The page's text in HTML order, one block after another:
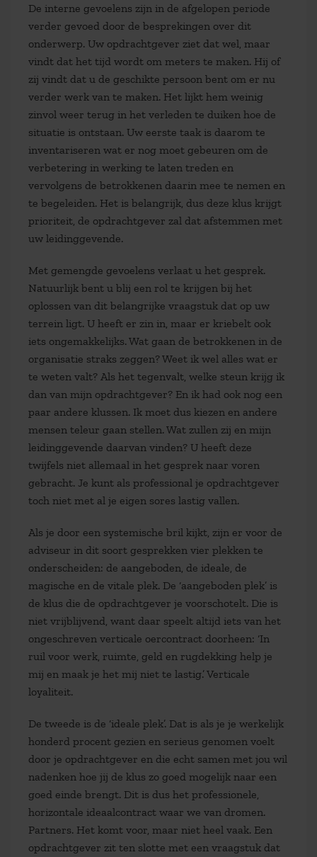
De interne gevoelens zijn in de afgelopen periode
verder gevoed door de besprekingen over dit
onderwerp. Uw opdrachtgever ziet dat wel, maar
vindt dat het tijd wordt om meters te maken. Hij of
zij vindt dat u de geschikte persoon bent om er nu
verder werk van te maken. Het lijkt hem weinig
zinvol weer terug in het verleden te duiken hoe de
situatie is ontstaan. Uw eerste taak is daarom te
inventariseren wat er nog moet gebeuren om de
verbetering in werking te laten treden en
vervolgens de betrokkenen daarin mee te nemen en
te begeleiden. Het is belangrijk, dus deze klus krijgt
prioriteit, de opdrachtgever zal dat afstemmen met
uw leidinggevende.
Met gemengde gevoelens verlaat u het gesprek.
Natuurlijk bent u blij een rol te krijgen bij het
oplossen van dit belangrijke vraagstuk dat op uw
terrein ligt. U heeft er zin in, maar er kriebelt ook
iets ongemakkelijks. Wat gaan de betrokkenen in de
organisatie straks zeggen? Weet ik wel alles wat er
te weten valt? Als het tegenvalt, welke steun krijg ik
dan van mijn opdrachtgever? En ik had ook nog een
paar andere klussen. Ik moet dus kiezen en andere
mensen teleur gaan stellen. Wat zullen zij en mijn
leidinggevende daarvan vinden? U heeft deze
twijfels niet allemaal in het gesprek naar voren
gebracht. Je kunt als professional je opdrachtgever
toch niet met al je eigen sores lastig vallen.
Als je door een systemische bril kijkt, zijn er voor de
adviseur in dit soort gesprekken vier plekken te
onderscheiden: de aangeboden, de ideale, de
magische en de vitale plek. De ‘aangeboden plek’ is
de klus die de opdrachtgever je voorschotelt. Die is
niet vrijblijvend, want daar speelt altijd iets van het
ongeschreven verticale oercontract doorheen: ‘In
ruil voor werk, ruimte, geld en rugdekking help je
mij en maak je het mij niet te lastig.’ Verticale
loyaliteit.
De tweede is de ‘ideale plek’. Dat is als je je werkelijk
honderd procent gezien en serieus genomen voelt
door je opdrachtgever en die echt samen met jou wil
nadenken hoe jij de klus zo goed mogelijk naar een
goed einde brengt. Dit is dus het professionele,
horizontale ideaalcontract waar we van dromen.
Partners. Het komt voor, maar niet heel vaak. Een
opdrachtgever zit ten slotte met een vraagstuk dat